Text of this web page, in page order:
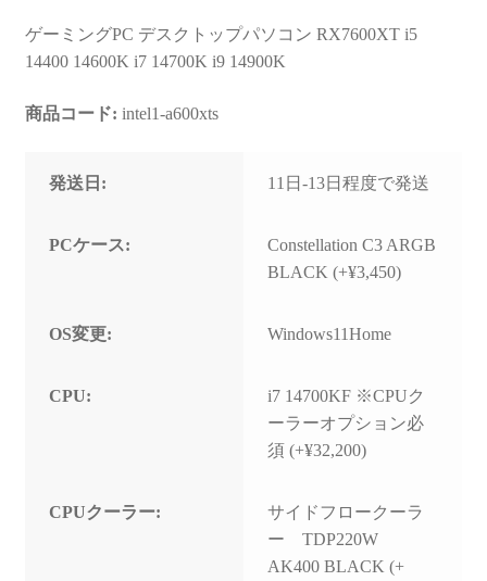
ゲーミングPC デスクトップパソコン RX7600XT i5
14400 14600K i7 14700K i9 14900K
商品コード: intel1-a600xts
発送日: 11日-13日程度で発送
PCケース:
Constellation C3 ARGB
BLACK (+¥3,450)
OS変更: Windows11Home
CPU:
i7 14700KF ※CPUク
ーラーオプション必
須 (+¥32,200)
CPUクーラー:
サイドフロークーラ
ー TDP220W
AK400 BLACK (+